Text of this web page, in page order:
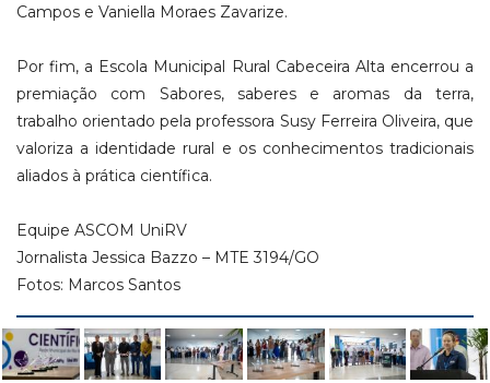
Campos e Vaniella Moraes Zavarize.
Por fim, a Escola Municipal Rural Cabeceira Alta encerrou a
premiação com Sabores, saberes e aromas da terra,
trabalho orientado pela professora Susy Ferreira Oliveira, que
valoriza a identidade rural e os conhecimentos tradicionais
aliados à prática científica.
Equipe ASCOM UniRV
Jornalista Jessica Bazzo – MTE 3194/GO
Fotos: Marcos Santos